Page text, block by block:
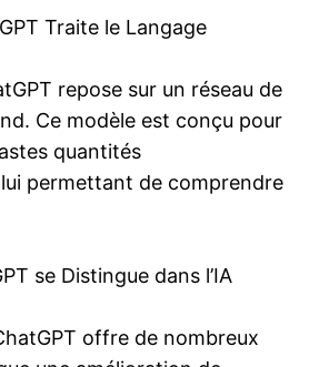
Traite le Langage
repose sur un réseau de
Ce modèle est conçu pour
quantités
permettant de comprendre
se Distingue dans l’IA
offre de nombreux